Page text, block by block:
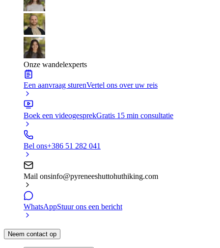
Onze wandelexperts
Een aanvraag sturenVertel ons over uw reis
Boek een videogesprekGratis 15 min consultatie
Bel ons+386 51 282 041
Mail onsinfo@pyreneeshuttohuthiking.com
WhatsAppStuur ons een bericht
Neem contact op